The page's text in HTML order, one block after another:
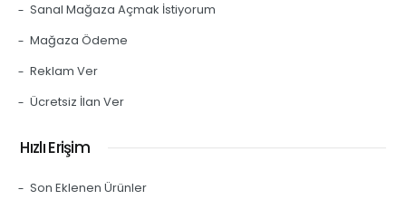
Sanal Mağaza Açmak İstiyorum
Mağaza Ödeme
Reklam Ver
Ücretsiz İlan Ver
Hızlı Erişim
Son Eklenen Ürünler